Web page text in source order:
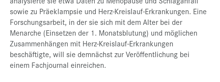
sowie zu Präeklampsie und Herz-Kreislauf-Erkrankungen. Eine
Forschungsarbeit, in der sie sich mit dem Alter bei der
Menarche (Einsetzen der 1. Monatsblutung) und möglichen
Zusammenhängen mit Herz-Kreislauf-Erkrankungen
beschäftigte, will sie demnächst zur Veröffentlichung bei
einem Fachjournal einreichen.